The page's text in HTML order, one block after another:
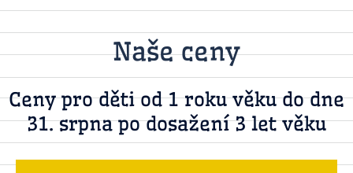
Naše ceny
Ceny pro děti od 1 roku věku do dne
31. srpna po dosažení 3 let věku